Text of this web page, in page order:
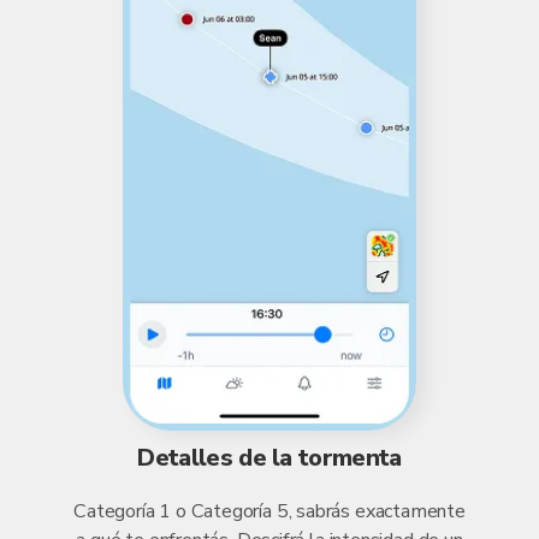
Detalles de la tormenta
Categoría 1 o Categoría 5, sabrás exactamente